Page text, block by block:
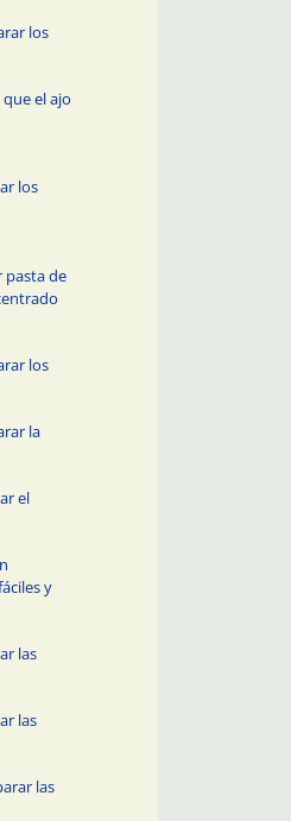
los
el ajo
los
pasta de
los
la
el
y
las
las
las